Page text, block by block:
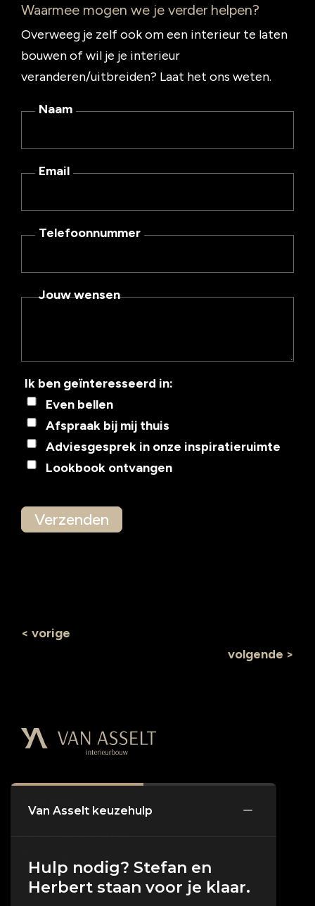
Waarmee mogen we je verder helpen?
Overweeg je zelf ook om een interieur te laten
bouwen of wil je je interieur
veranderen/uitbreiden? Laat het ons weten.
Naam
Email
Telefoonnummer
Jouw wensen
Ik ben geïnteresseerd in:
Even bellen
Afspraak bij mij thuis
Adviesgesprek in onze inspiratieruimte
Lookbook ontvangen
< vorige
volgende >
Over Van Asselt
Inspiratie
Van Asselt keuzehulp
Hulp nodig? Stefan en
Herbert staan voor je klaar.